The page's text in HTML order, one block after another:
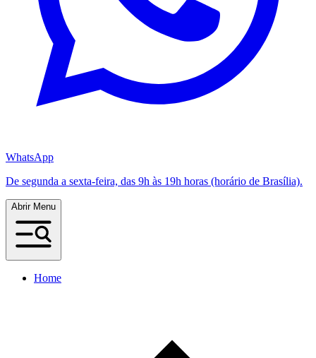
WhatsApp
De segunda a sexta-feira, das 9h às 19h horas (horário de Brasília).
Abrir Menu
Home